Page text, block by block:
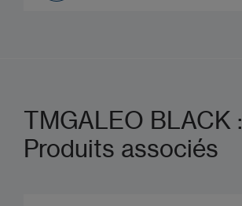
TMGALEO BLACK :
Produits associés